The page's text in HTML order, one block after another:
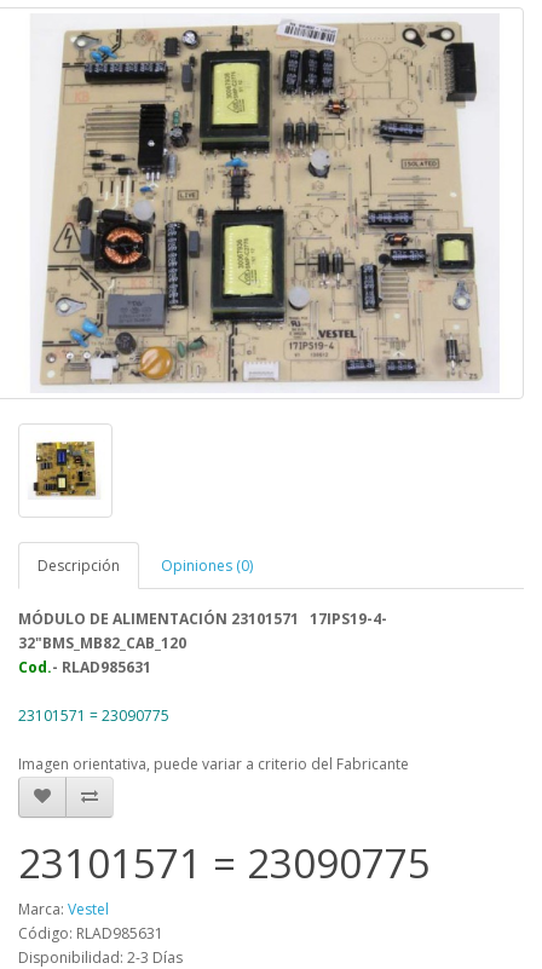
Descripción Opiniones (0)
MÓDULO DE ALIMENTACIÓN 23101571 17IPS19-4-
32"BMS_MB82_CAB_120
Cod.- RLAD985631
23101571 = 23090775
Imagen orientativa, puede variar a criterio del Fabricante
23101571 = 23090775
Marca: Vestel
Código: RLAD985631
Disponibilidad: 2-3 Días